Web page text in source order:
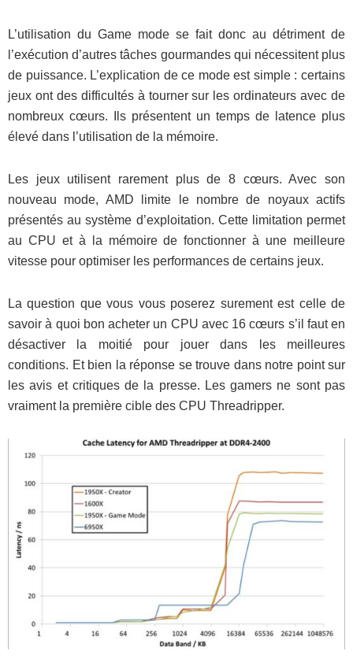
L’utilisation du Game mode se fait donc au détriment de
l’exécution d’autres tâches gourmandes qui nécessitent plus
de puissance. L’explication de ce mode est simple : certains
jeux ont des difficultés à tourner sur les ordinateurs avec de
nombreux cœurs. Ils présentent un temps de latence plus
élevé dans l’utilisation de la mémoire.
Les jeux utilisent rarement plus de 8 cœurs. Avec son
nouveau mode, AMD limite le nombre de noyaux actifs
présentés au système d’exploitation. Cette limitation permet
au CPU et à la mémoire de fonctionner à une meilleure
vitesse pour optimiser les performances de certains jeux.
La question que vous vous poserez surement est celle de
savoir à quoi bon acheter un CPU avec 16 cœurs s’il faut en
désactiver la moitié pour jouer dans les meilleures
conditions. Et bien la réponse se trouve dans notre point sur
les avis et critiques de la presse. Les gamers ne sont pas
vraiment la première cible des CPU Threadripper.